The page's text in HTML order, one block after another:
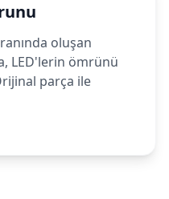
oluşan
LED'lerin ömrünü
parça ile